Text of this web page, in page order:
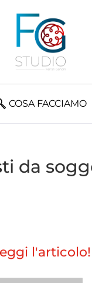
COSA FACCIAMO
da
l'articolo!